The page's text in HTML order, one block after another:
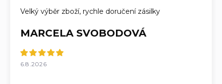
Velký výběr zboží, rychle doručení zásilky
MARCELA SVOBODOVÁ
6.8.2026